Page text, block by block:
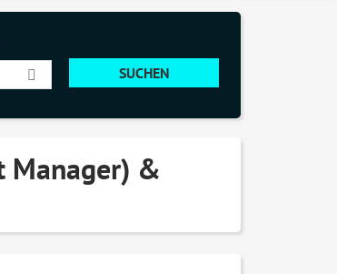
Manager) &